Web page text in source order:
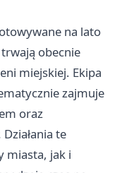
na lato
obecnie
miejskiej. Ekipa
zajmuje
oraz
te
miasta, jak i